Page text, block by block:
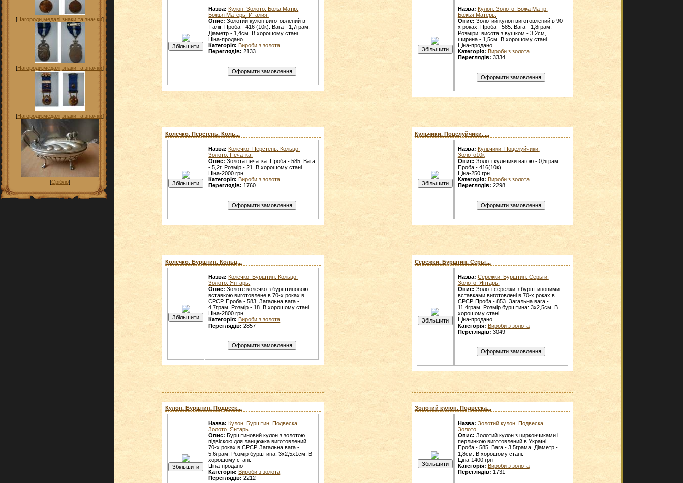
[Нагороди,медалі,знаки та значки]
[Нагороди,медалі,знаки та значки]
[Нагороди,медалі,знаки та значки]
[Срібло]
Назва: Кулон. Золото. Божа Матір.
Божья Матерь. Италия.
Опис:Золотий кулон виготовлений в
Італії. Проба - 416 (10к). Вага - 1,7грам.
Діаметр - 1,4см. В хорошому стані.
Ціна-продано
Категорія: Вироби з золота
Переглядів: 2133
Назва: Кулон. Золото. Божа Матір.
Божья Матерь.
Опис: Золотий кулон виготовлений в 90-
х роках. Проба - 585. Вага - 1,8грам.
Розміри: висота з вушком - 3,2см,
ширина - 1,5см. В хорошому стані.
Ціна-продано
Категорія: Вироби з золота
Переглядів: 3334
Колечко. Перстень. Коль...
Назва: Колечко. Перстень. Кольцо.
Золото. Печатка.
Опис:Золота печатка. Проба - 585. Вага
- 5,2г. Розмір - 21. В хорошому стані.
Ціна-2000 грн
Категорія: Вироби з золота
Переглядів: 1760
Кульчики. Поцелуйчики. ...
Назва: Кульчики. Поцелуйчики.
Золото10к
Опис: Золоті кульчики вагою - 0,5грам.
Проба - 416(10к).
Ціна-250 грн
Категорія: Вироби з золота
Переглядів: 2298
Колечко. Бурштин. Кольц...
Назва: Колечко. Бурштин. Кольцо.
Золото. Янтарь.
Опис:Золоте колечко з бурштиновою
вставкою виготовлене в 70-х роках в
СРСР. Проба - 583. Загальна вага -
4,7грам. Розмір - 18. В хорошому стані.
Ціна-2800 грн
Категорія: Вироби з золота
Переглядів: 2857
Сережки. Бурштин. Серьг...
Назва: Сережки. Бурштин. Серьги.
Золото. Янтарь.
Опис: Золоті сережки з бурштиновими
вставками виготовлені в 70-х роках в
СРСР. Проба - 853. Загальна вага -
11,4грам. Розмір бурштина: 3х2,5см. В
хорошому стані.
Ціна-продано
Категорія: Вироби з золота
Переглядів: 3049
Кулон. Бурштин. Подвеск...
Назва: Кулон. Бурштин. Подвеска.
Золото. Янтарь.
Опис: Бурштиновий кулон з золотою
підвіскою для ланцюжка виготовлений
70-х роках в СРСР. Загальна вага -
5,6грам. Розмір бурштина: 3х2,5х1см. В
хорошому стані.
Ціна-продано
Категорія: Вироби з золота
Переглядів: 2212
Золотий кулон. Подвеска...
Назва: Золотий кулон. Подвеска.
Золото.
Опис: Золотий кулон з циркончиками і
перлинкою виготовлений в Україні.
Проба - 585. Вага - 3,5грама. Діаметр -
1,8см. В хорошому стані.
Ціна-1400 грн
Категорія: Вироби з золота
Переглядів: 1731